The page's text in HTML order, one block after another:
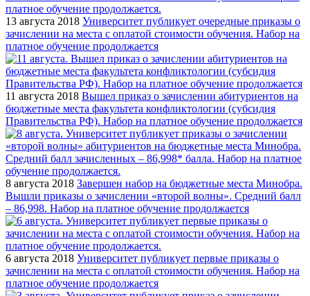
13 августа 2018 Университет публикует очередные приказы о
зачислении на места с оплатой стоимости обучения. Набор на
платное обучение продолжается
11 августа 2018 Вышел приказ о зачислении абитуриентов на
бюджетные места факультета конфликтологии (субсидия
Правительства РФ). Набор на платное обучение продолжается
8 августа 2018 Завершен набор на бюджетные места Минобра.
Вышли приказы о зачислении «второй волны». Средний балл
– 86,998. Набор на платное обучение продолжается
6 августа 2018 Университет публикует первые приказы о
зачислении на места с оплатой стоимости обучения. Набор на
платное обучение продолжается